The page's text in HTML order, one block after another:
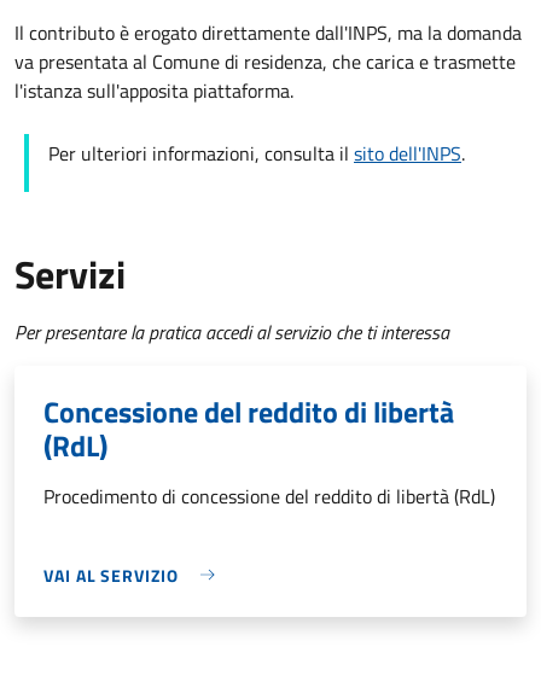
Il contributo è erogato direttamente dall'INPS, ma la domanda
va presentata al Comune di residenza, che carica e trasmette
l'istanza sull'apposita piattaforma.
Per ulteriori informazioni, consulta il sito dell'INPS.
Servizi
Per presentare la pratica accedi al servizio che ti interessa
Concessione del reddito di libertà
(RdL)
Procedimento di concessione del reddito di libertà (RdL)
VAI AL SERVIZIO